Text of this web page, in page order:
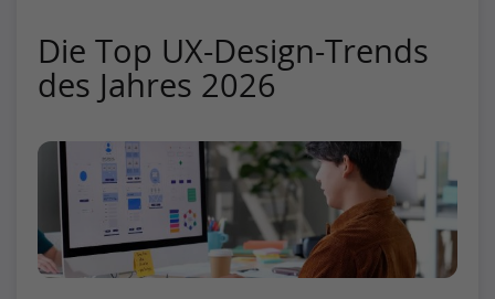
Die Top UX-Design-Trends
des Jahres 2026